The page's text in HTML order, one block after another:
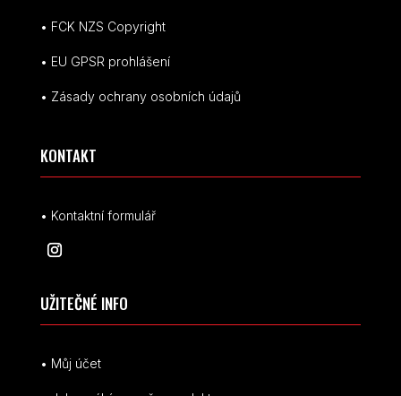
• FCK NZS Copyright
• EU GPSR prohlášení
• Zásady ochrany osobních údajů
KONTAKT
• Kontaktní formulář
UŽITEČNÉ INFO
• Můj účet